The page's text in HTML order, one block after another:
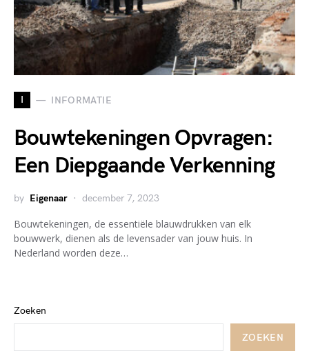
I INFORMATIE
Bouwtekeningen Opvragen:
Een Diepgaande Verkenning
by Eigenaar december 7, 2023
Bouwtekeningen, de essentiële blauwdrukken van elk
bouwwerk, dienen als de levensader van jouw huis. In
Nederland worden deze…
Zoeken
ZOEKEN